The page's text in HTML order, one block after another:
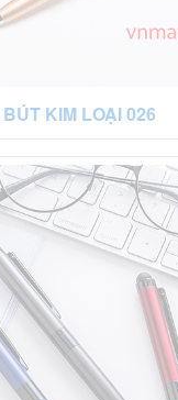
BÚT KIM LOẠI 026